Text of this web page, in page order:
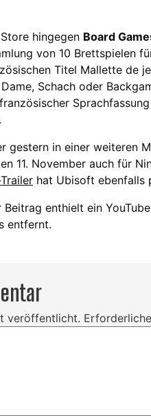
hingegen Board
von 10 Brettspielen
Titel Mallette de
Schach oder
gestern in einer weiteren
11. November auch für
hat Ubisoft ebenfalls
Beitrag enthielt ein
entfernt.
veröffentlicht.